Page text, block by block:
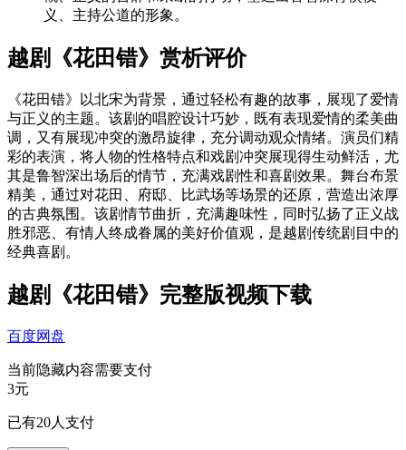
义、主持公道的形象。
越剧《花田错》赏析评价
《花田错》以北宋为背景，通过轻松有趣的故事，展现了爱情
与正义的主题。该剧的唱腔设计巧妙，既有表现爱情的柔美曲
调，又有展现冲突的激昂旋律，充分调动观众情绪。演员们精
彩的表演，将人物的性格特点和戏剧冲突展现得生动鲜活，尤
其是鲁智深出场后的情节，充满戏剧性和喜剧效果。舞台布景
精美，通过对花田、府邸、比武场等场景的还原，营造出浓厚
的古典氛围。该剧情节曲折，充满趣味性，同时弘扬了正义战
胜邪恶、有情人终成眷属的美好价值观，是越剧传统剧目中的
经典喜剧。
越剧《花田错》完整版视频下载
百度网盘
当前隐藏内容需要支付
3元
已有20人支付